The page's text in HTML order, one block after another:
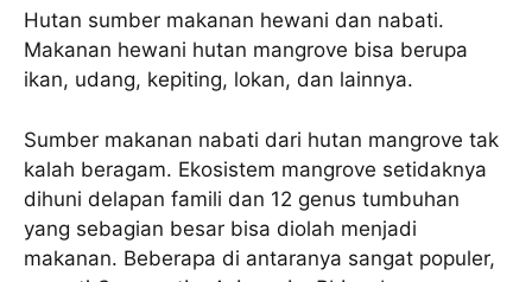
Hutan sumber makanan hewani dan nabati.
Makanan hewani hutan mangrove bisa berupa
ikan, udang, kepiting, lokan, dan lainnya.
Sumber makanan nabati dari hutan mangrove tak
kalah beragam. Ekosistem mangrove setidaknya
dihuni delapan famili dan 12 genus tumbuhan
yang sebagian besar bisa diolah menjadi
makanan. Beberapa di antaranya sangat populer,